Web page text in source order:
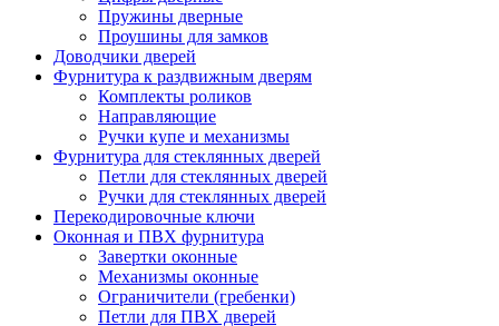
Пружины дверные
Проушины для замков
Доводчики дверей
Фурнитура к раздвижным дверям
Комплекты роликов
Направляющие
Ручки купе и механизмы
Фурнитура для стеклянных дверей
Петли для стеклянных дверей
Ручки для стеклянных дверей
Перекодировочные ключи
Оконная и ПВХ фурнитура
Завертки оконные
Механизмы оконные
Ограничители (гребенки)
Петли для ПВХ дверей